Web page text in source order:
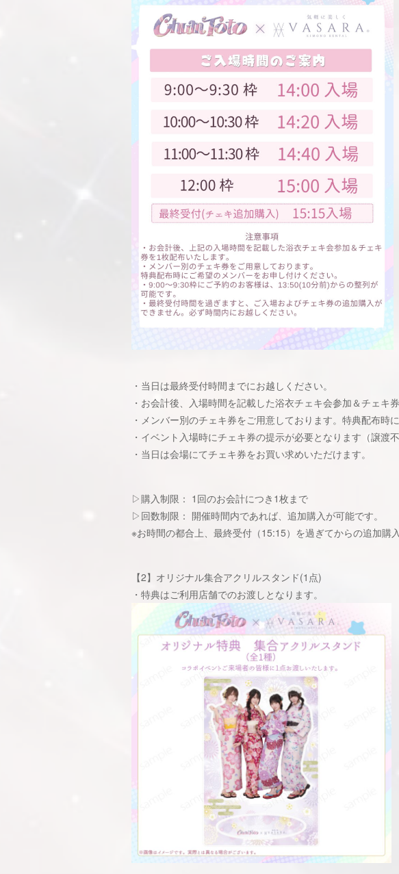
・当日は最終受付時間までにお越しください。
・お会計後、入場時間を記載した浴衣チェキ会参加＆チェキ
・メンバー別のチェキ券をご用意しております。特典配布時
・イベント入場時にチェキ券の提示が必要となります（譲渡不
・当日は会場にてチェキ券をお買い求めいただけます。
▷購入制限： 1回のお会計につき1枚まで
▷回数制限： 開催時間内であれば、追加購入が可能です。
※お時間の都合上、最終受付（15:15）を過ぎてからの追加購
【2】オリジナル集合アクリルスタンド(1点)
・特典はご利用店舗でのお渡しとなります。